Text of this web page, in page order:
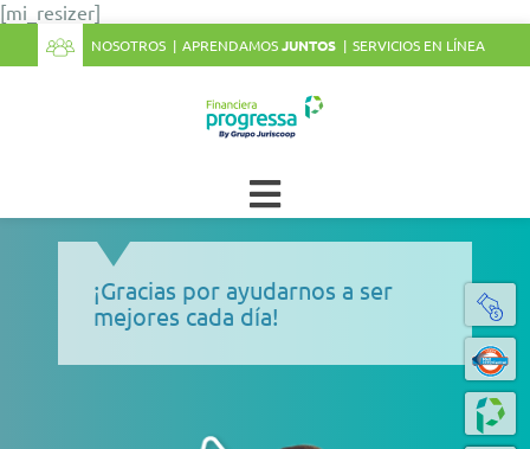
[mi_resizer]
NOSOTROS APRENDAMOSJUNTOS SERVICIOS EN LÍNEA
¡Gracias por ayudarnos a ser
mejores cada día!